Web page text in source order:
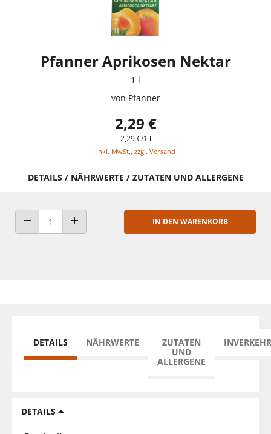
Pfanner Aprikosen Nektar
1 l
von Pfanner
2,29 €
2,29 €/1 l
inkl. MwSt., zzgl. Versand
DETAILS / NÄHRWERTE / ZUTATEN UND ALLERGENE
ANZAHL VERRINGERNANZAHL ERHÖHEN
IN DEN WARENKORB
DETAILS NÄHRWERTE
ZUTATEN
UND
ALLERGENE
DETAILS